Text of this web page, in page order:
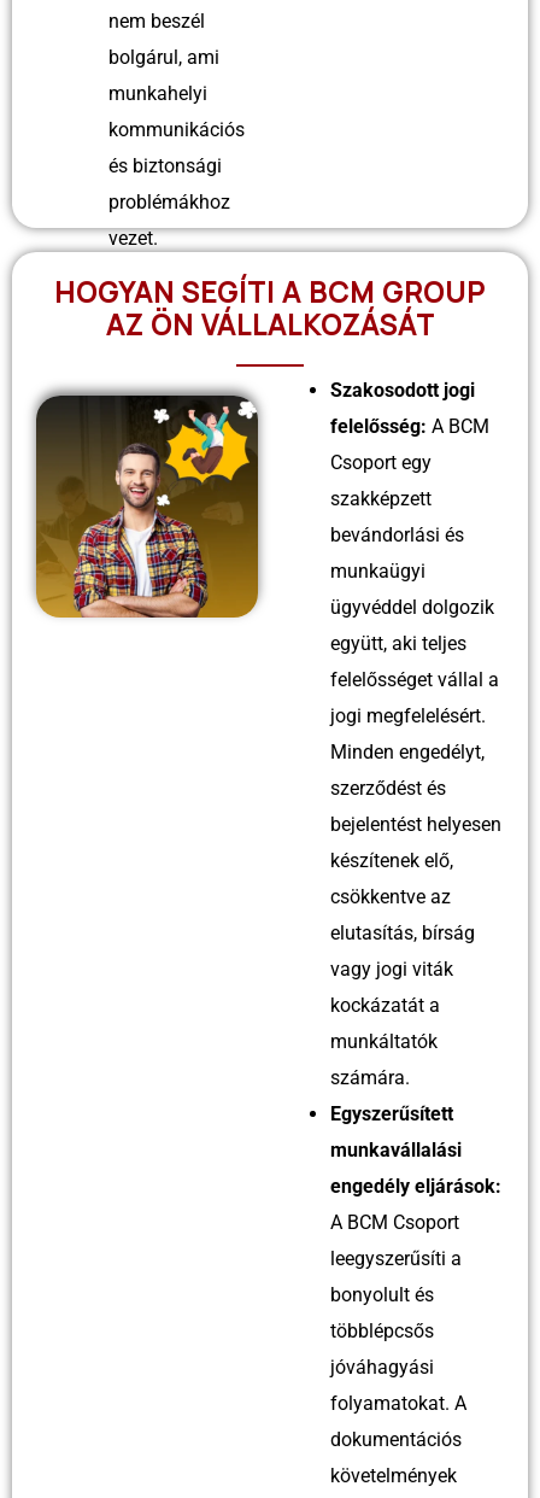
nem beszél
bolgárul, ami
munkahelyi
kommunikációs
és biztonsági
problémákhoz
vezet.
HOGYAN SEGÍTI A BCM GROUP
AZ ÖN VÁLLALKOZÁSÁT
Szakosodott jogi
felelősség: A BCM
Csoport egy
szakképzett
bevándorlási és
munkaügyi
ügyvéddel dolgozik
együtt, aki teljes
felelősséget vállal a
jogi megfelelésért.
Minden engedélyt,
szerződést és
bejelentést helyesen
készítenek elő,
csökkentve az
elutasítás, bírság
vagy jogi viták
kockázatát a
munkáltatók
számára.
Egyszerűsített
munkavállalási
engedély eljárások:
A BCM Csoport
leegyszerűsíti a
bonyolult és
többlépcsős
jóváhagyási
folyamatokat. A
dokumentációs
követelmények